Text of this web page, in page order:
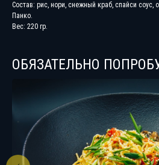
Состав: рис, нори, снежный краб, спайси соус,
Панко.
Вес: 220 гр.
ОБЯЗАТЕЛЬНО